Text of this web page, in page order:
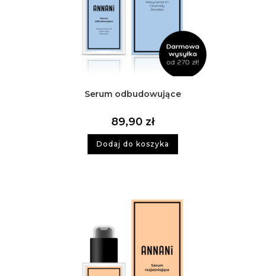
Serum odbudowujące
89,90 zł
Dodaj do koszyka